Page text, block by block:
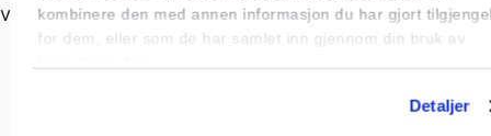
kombinere den med annen informasjon du har gjort
for dem, eller som de har samlet inn gjennom din bruk av
Detaljer
via en app.
Les alltid bruksanvisningen nøye! Sjekk at
smartpluggen er dimensjonert for det du